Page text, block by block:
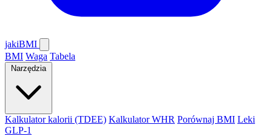
jakiBMI
BMI Waga Tabela
Narzędzia
Kalkulator kalorii (TDEE) Kalkulator WHR Porównaj BMI Leki
GLP-1